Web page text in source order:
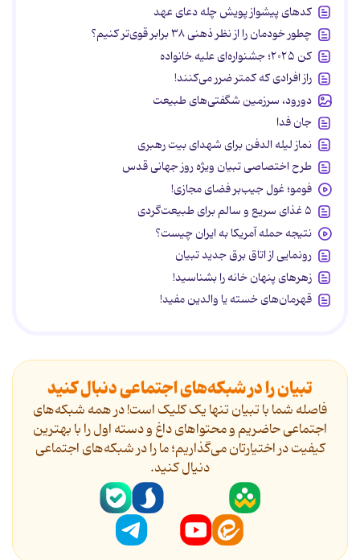
کدهای پیشواز پویش چله دعای عهد
چطور خودمان را از نظر ذهنی ۳۸ برابر قوی‌تر کنیم؟
کن ۲۰۲۵؛ جشنواره‌ای علیه خانواده
راز افرادی که کمتر ضرر می‌کنند!
دورود، سرزمین شگفتی‌های طبیعت
جان فدا
نماز لیله الدفن برای شهدای بیت رهبری
طرح اختصاصی تبیان ویژه روز جهانی قدس
فومو؛ غول جیب‌بر فضای مجازی!
۵ غذای سریع و سالم برای طبیعت‌گردی
نتیجه حمله آمریکا به ایران چیست؟
رونمایی از اتاق برق جدید تبیان
زهرهای پنهان خانه را بشناسید!
قهرمان‌های خسته یا والدین مفید!
تبیان را در شبکه‌های اجتماعی دنبال کنید
فاصله شما با تبیان تنها یک کلیک است! در همه شبکه‌های
اجتماعی حاضریم و محتواهای داغ و دسته اول را با بهترین
کیفیت در اختیارتان می‌گذاریم؛ ما را در شبکه‌های اجتماعی
دنیال کنید.